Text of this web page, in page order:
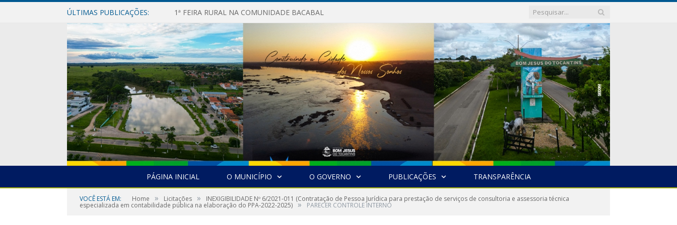
ÚLTIMAS PUBLICAÇÕES: 1ª FEIRA RURAL NA COMUNIDADE BACABAL
PÁGINA INICIAL O MUNICÍPIO O GOVERNO PUBLICAÇÕES TRANSPARÊNCIA
VOCÊ ESTÁ EM: Home » Licitações » INEXIGIBILIDADE Nº 6/2021-011 (Contratação de Pessoa Jurídica para prestação de serviços de consultoria e assessoria técnica
especializada em contabilidade pública na elaboração do PPA-2022-2025) » PARECER CONTROLE INTERNO